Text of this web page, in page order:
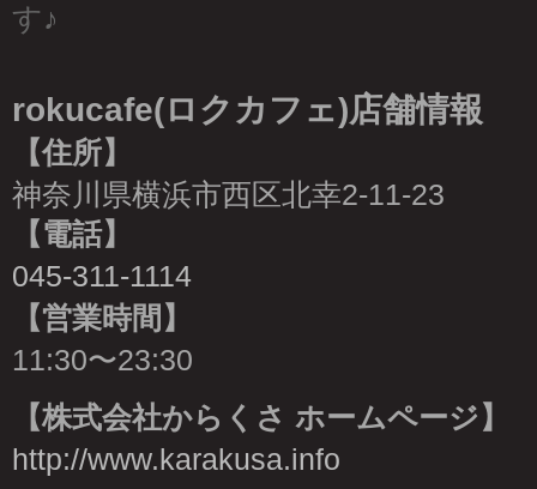
す♪
rokucafe(ロクカフェ)店舗情報
【住所】
神奈川県横浜市西区北幸2-11-23
【電話】
045-311-1114
【営業時間】
11:30〜23:30
【株式会社からくさ ホームページ】
http://www.karakusa.info